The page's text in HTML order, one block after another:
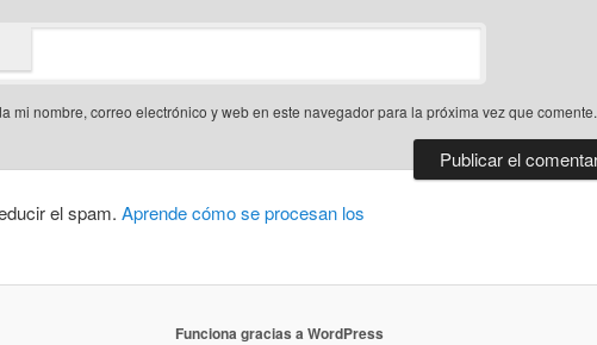
mi nombre, correo electrónico y web en este navegador para la próxima vez que comente.
el spam. Aprende cómo se procesan los
Funciona gracias a WordPress